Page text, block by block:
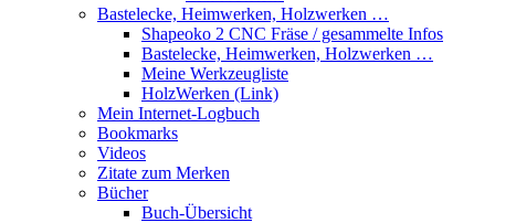
Bastelecke, Heimwerken, Holzwerken …
Shapeoko 2 CNC Fräse / gesammelte Infos
Bastelecke, Heimwerken, Holzwerken …
Meine Werkzeugliste
HolzWerken (Link)
Mein Internet-Logbuch
Bookmarks
Videos
Zitate zum Merken
Bücher
Buch-Übersicht